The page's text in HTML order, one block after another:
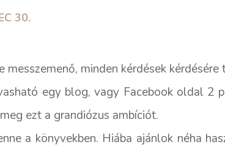
30.
messzemenő, minden kérdések
egy blog, vagy Facebook oldal 2
ezt a grandiózus ambíciót.
a könyvekben. Hiába ajánlok néha